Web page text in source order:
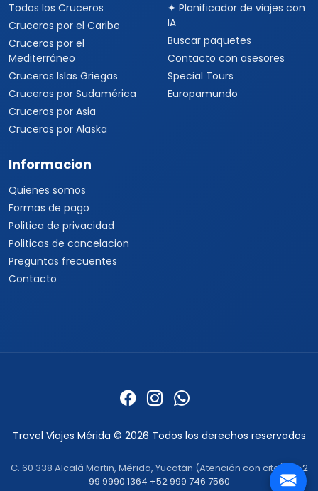
Todos los Cruceros
Cruceros por el Caribe
Cruceros por el
Mediterráneo
Cruceros Islas Griegas
Cruceros por Sudamérica
Cruceros por Asia
Cruceros por Alaska
✦ Planificador de viajes con
IA
Buscar paquetes
Contacto con asesores
Special Tours
Europamundo
Informacion
Quienes somos
Formas de pago
Politica de privacidad
Politicas de cancelacion
Preguntas frecuentes
Contacto
Travel Viajes Mérida © 2026 Todos los derechos reservados
C. 60 338 Alcalá Martin, Mérida, Yucatán (Atención con cita) ·+52
99 9990 1364 +52 999 746 7560